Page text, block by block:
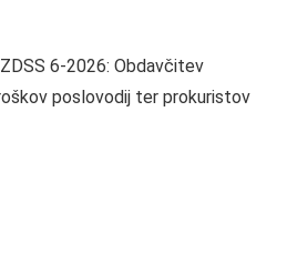
6-2026: Obdavčitev
poslovodij ter prokuristov